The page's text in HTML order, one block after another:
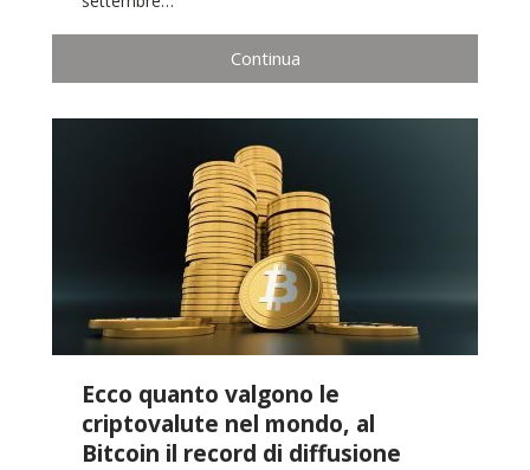
Continua
Ecco quanto valgono le
criptovalute nel mondo, al
Bitcoin il record di diffusione